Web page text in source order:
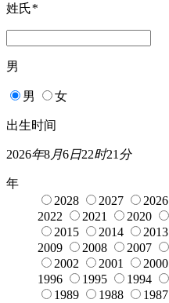
姓氏*
男
男 女
出生时间
2026年8月6日22时21 分
年
2028
2027 2026
2022
2021 2020
2015
2014 2013
2009
2008 2007
2002
2001 2000
1996
1995 1994
1989
1988 1987